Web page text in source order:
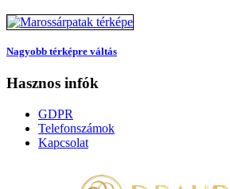
Nagyobb térképre váltás
Hasznos infók
GDPR
Telefonszámok
Kapcsolat